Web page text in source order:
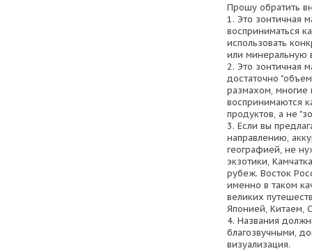
Прошу обратить
1. Это зонтичная
восприниматься
использовать
или минеральную
2. Это зонтичная
достаточно
размахом,
воспринимаются
продуктов, а не
3. Если вы
направлению,
географией, не
экзотики,
рубеж. Восток
именно в таком
великих
Японией, Китаем,
4. Названия
благозвучными,
визуализация.